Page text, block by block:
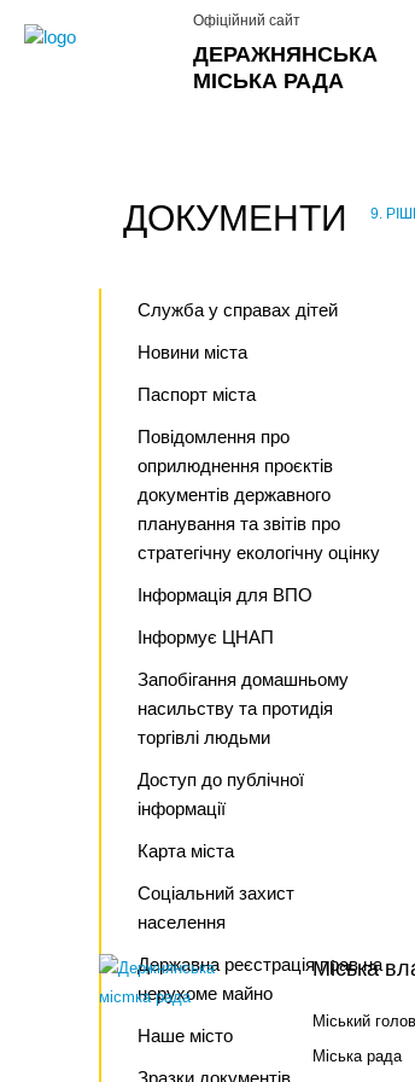
ДЕРАЖНЯНСЬКА
МІСЬКА РАДА
Офіційний сайт
ДОКУМЕНТИ 9.
Служба у справах дітей
Новини міста
Паспорт міста
Повідомлення про
оприлюднення проєктів
документів державного
планування та звітів про
стратегічну екологічну оцінку
Інформація для ВПО
Інформує ЦНАП
Запобігання домашньому
насильству та протидія
торгівлі людьми
Доступ до публічної
інформації
Карта міста
Соціальний захист
населення
Державна реєстрація прав на
нерухоме майно
Наше місто
Зразки документів
Міська
Міський
Міська рада